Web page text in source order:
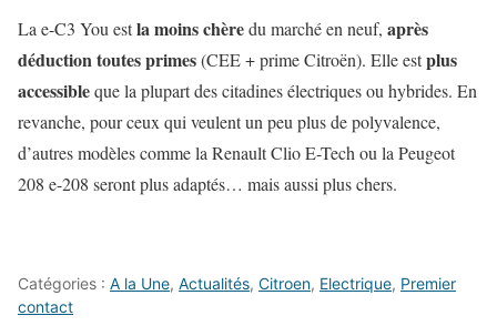
La e-C3 You estla moins chèredu marché en neuf, après
déduction toutes primes(CEE + prime Citroën). Elle estplus
accessibleque la plupart des citadines électriques ou hybrides. En
revanche, pour ceux qui veulent un peu plus de polyvalence,
d’autres modèles comme la Renault Clio E-Tech ou la Peugeot
208 e-208 seront plus adaptés… mais aussi plus chers.
Catégories : A la Une, Actualités, Citroen, Electrique, Premier
contact